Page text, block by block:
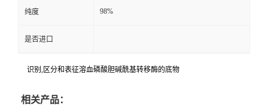
纯度 98%
是否进口
识别,区分和表征溶血磷酸胆碱酰基转移酶的底物
相关产品：